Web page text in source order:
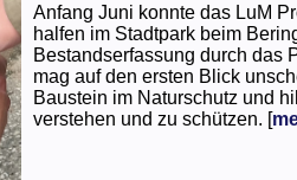
Anfang Juni konnte das LuM
halfen im Stadtpark beim
Bestandserfassung durch das
mag auf den ersten Blick
Baustein im Naturschutz und
verstehen und zu schützen. [